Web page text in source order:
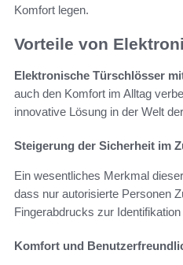
Komfort legen.
Vorteile von
Elektronische Türschlösser
auch den Komfort im Alltag
innovative Lösung in der Welt
Steigerung der Sicherheit im
Ein wesentliches Merkmal
dass nur autorisierte Personen
Fingerabdrucks zur
Komfort und